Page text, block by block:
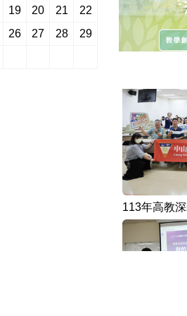
19 20 21
22
26 27 28
29
113年高教